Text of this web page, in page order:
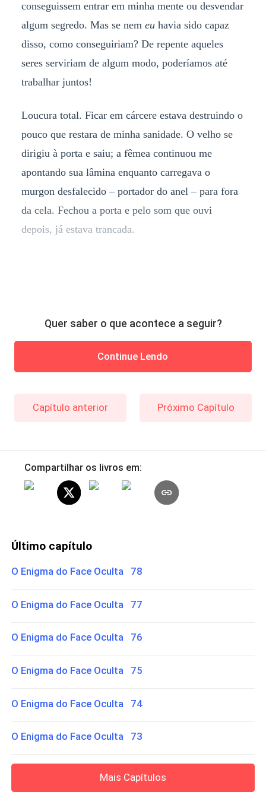
conseguissem entrar em minha mente ou desvendar
algum segredo. Mas se nem euhavia sido capaz
disso, como conseguiriam? De repente aqueles
seres serviriam de algum modo, poderíamos até
trabalhar juntos!
Loucura total. Ficar em cárcere estava destruindo o
pouco que restara de minha sanidade. O velho se
dirigiu à porta e saiu; a fêmea continuou me
apontando sua lâmina enquanto carregava o
murgon desfalecido – portador do anel – para fora
da cela. Fechou a porta e pelo som que ouvi
depois, já estava trancada.
Quer saber o que acontece a seguir?
Continue Lendo
Capítulo anterior Próximo Capítulo
Compartilhar os livros em:
Último capítulo
O Enigma do Face Oculta 78
O Enigma do Face Oculta 77
O Enigma do Face Oculta 76
O Enigma do Face Oculta 75
O Enigma do Face Oculta 74
O Enigma do Face Oculta 73
Mais Capítulos